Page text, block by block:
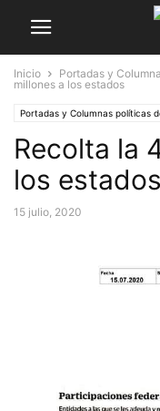
Inicio Portadas y
millones a los estados
Portadas y Columnas políticas
Recolta la
los estados
15 julio, 2020